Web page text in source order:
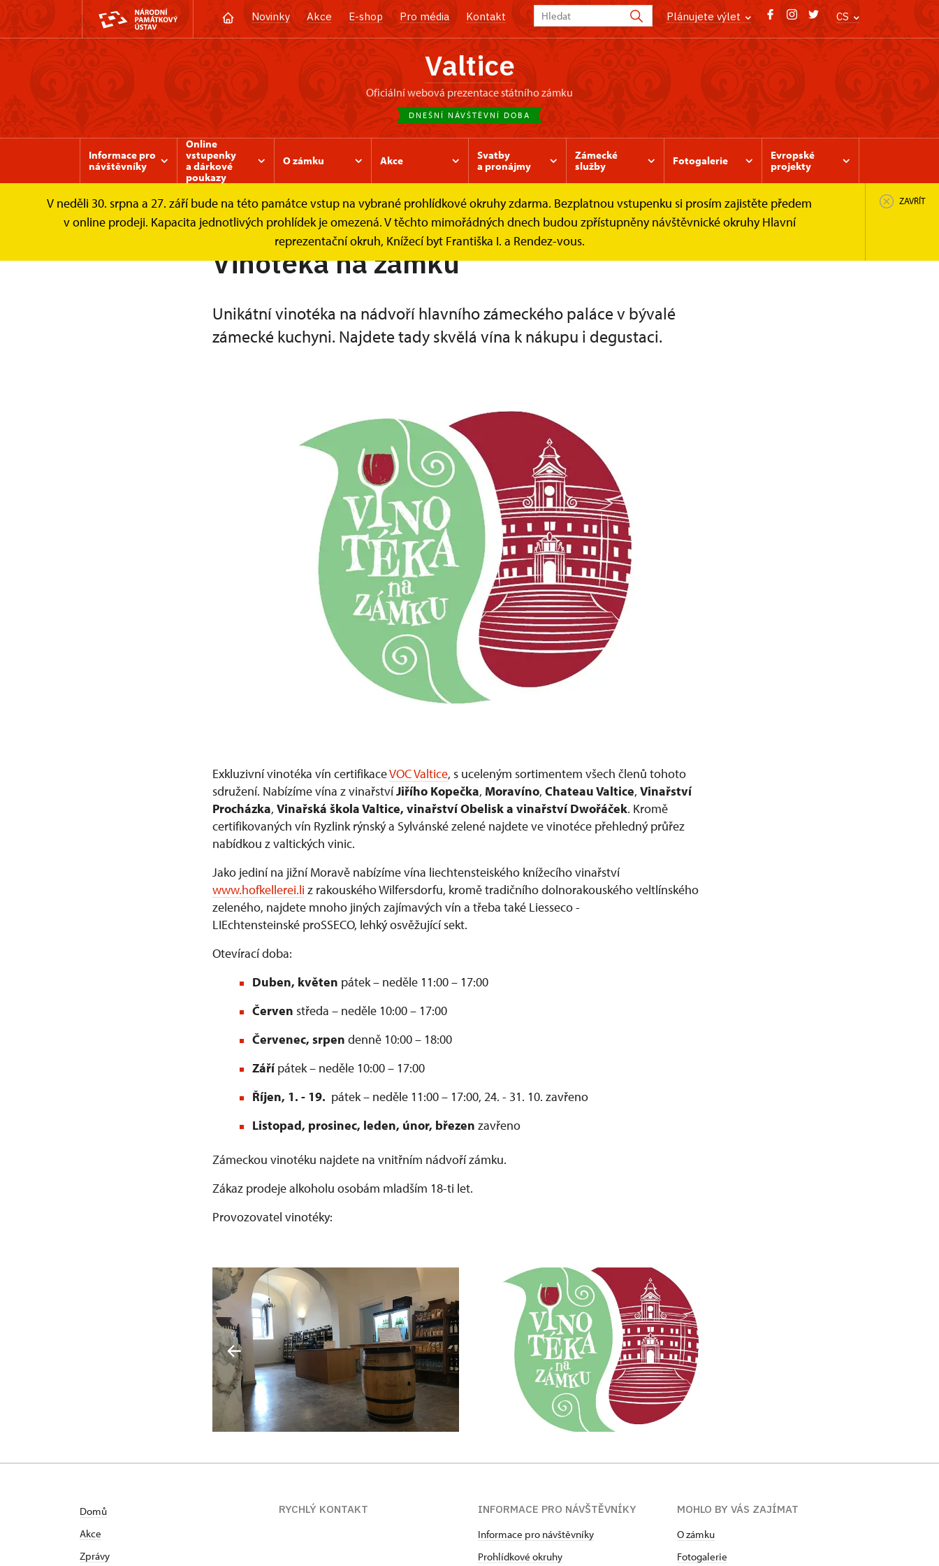
Novinky Akce E-shop Pro média Kontakt Plánujete výlet CS
Valtice
oficiální webová prezentace státního zámku
DNEŠNÍ NÁVŠTĚVNÍ DOBA
Informace pro
návštěvníky
Online
vstupenky
a dárkové
poukazy
O zámku Akce
Svatby
a pronájmy
Zámecké
služby
Fotogalerie
Evropské
projekty
V neděli 30. srpna a 27. září bude na této památce vstup na vybrané prohlídkové okruhy zdarma. Bezplatnou vstupenku si prosím zajistěte předem
v online prodeji. Kapacita jednotlivých prohlídek je omezená. V těchto mimořádných dnech budou zpřístupněny návštěvnické okruhy Hlavní
reprezentační okruh, Knížecí byt Františka I. a Rendez-vous.
ZAVŘÍT
Zámek Valtice Zámecké služby Vinotéka na zámku
Vinotéka na zámku
Unikátní vinotéka na nádvoří hlavního zámeckého paláce v bývalé
zámecké kuchyni. Najdete tady skvělá vína k nákupu i degustaci.
Exkluzivní vinotéka vín certifikaceVOC Valtice, s uceleným sortimentem všech členů tohoto
sdružení. Nabízíme vína z vinařstvíJiřího Kopečka, Moravíno, Chateau Valtice, Vinařství
Procházka, Vinařská škola Valtice, vinařství Obelisk a vinařství Dwořáček. Kromě
certifikovaných vín Ryzlink rýnský a Sylvánské zelené najdete ve vinotéce přehledný průřez
nabídkou z valtických vinic.
Jako jediní na jižní Moravě nabízíme vína liechtensteiského knížecího vinařství
www.hofkellerei.li z rakouského Wilfersdorfu, kromě tradičního dolnorakouského veltlínského
zeleného, najdete mnoho jiných zajímavých vín a třeba také Liesseco -
LIEchtensteinské proSSECO, lehký osvěžující sekt.
Otevírací doba:
Duben, květen pátek – neděle 11:00 – 17:00
Červen středa – neděle 10:00 – 17:00
Červenec, srpen denně 10:00 – 18:00
Zářípátek – neděle 10:00 – 17:00
Říjen, 1. - 19. pátek – neděle 11:00 – 17:00, 24. - 31. 10. zavřeno
Listopad, prosinec, leden, únor, březen zavřeno
Zámeckou vinotéku najdete na vnitřním nádvoří zámku.
Zákaz prodeje alkoholu osobám mladším 18-ti let.
Provozovatel vinotéky:
Domů
Akce
Zprávy
RYCHLÝ KONTAKT
INFORMACE PRO NÁVŠTĚVNÍKY
Informace pro návštěvníky
Prohlídkové okruhy
MOHLO BY VÁS ZAJÍMAT
O zámku
Fotogalerie